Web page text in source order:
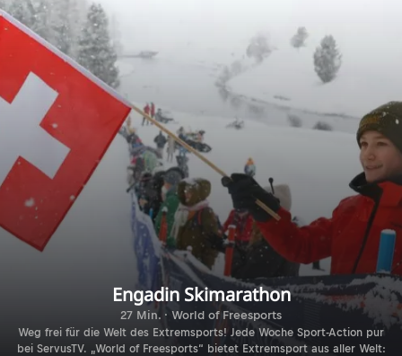
Engadin Skimarathon
27 Min. · World of Freesports
Weg frei für die Welt des Extremsports! Jede Woche Sport-Action pur
bei ServusTV. „World of Freesports“ bietet Extremsport aus aller Welt: